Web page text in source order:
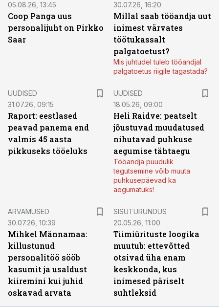
05.08.26, 13:45
Coop Panga uus
personalijuht on Pirkko
Saar
30.07.26, 16:20
Millal saab tööandja uut
inimest värvates
töötukassalt
palgatoetust?
Mis juhtudel tuleb tööandjal
palgatoetus riigile tagastada?
UUDISED
31.07.26, 09:15
Raport: eestlased
peavad panema end
valmis 45 aasta
pikkuseks tööeluks
UUDISED
18.05.26, 09:00
Heli Raidve: peatselt
jõustuvad muudatused
nihutavad puhkuse
aegumise tähtaegu
Tööandja puudulik
tegutsemine võib muuta
puhkusepäevad ka
aegumatuks!
ARVAMUSED
30.07.26, 10:39
Mihkel Männamaa:
killustunud
personalitöö sööb
kasumit ja usaldust
kiiremini kui juhid
oskavad arvata
SISUTURUNDUS
20.05.26, 11:00
Tiimiürituste loogika
muutub: ettevõtted
otsivad üha enam
keskkonda, kus
inimesed päriselt
suhtleksid